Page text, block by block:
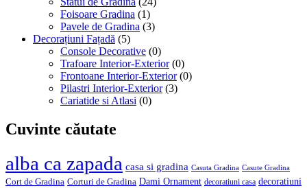
Foisoare Gradina (1)
Pavele de Gradina (3)
Decorațiuni Fațadă (5)
Console Decorative (0)
Trafoare Interior-Exterior (0)
Frontoane Interior-Exterior (0)
Pilastri Interior-Exterior (3)
Cariatide si Atlasi (0)
Cuvinte căutate
alba ca zapada casa si gradina Casuta Gradina Casute Gradina
Cort de Gradina Corturi de Gradina Dami Ornament decoratiuni casa decoratiuni